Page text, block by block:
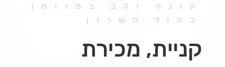
קונה זהב במזומן
בהוד השרון
קניית, מכירת